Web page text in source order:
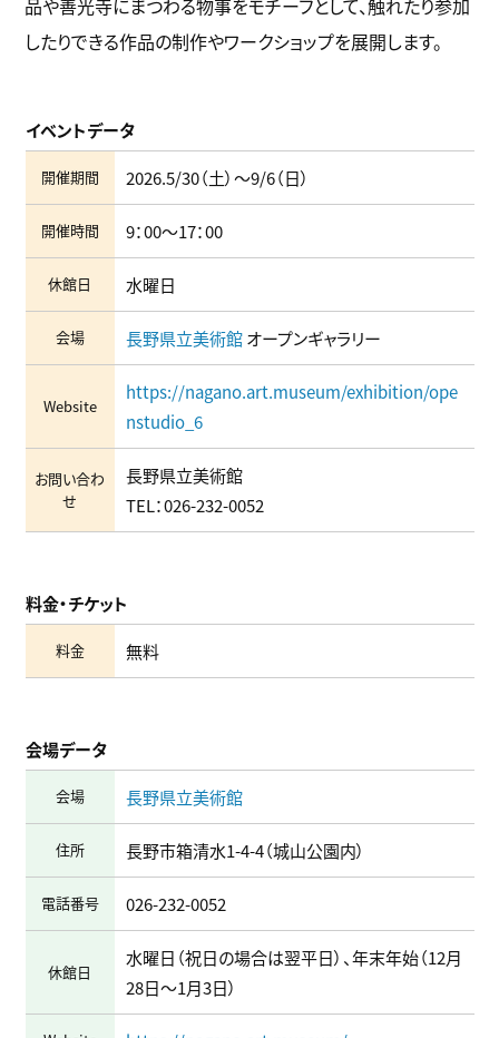
したりできる作品の制作やワークショップを展開します。
イベントデータ
開催期間 2026.5/30（土）〜9/6（日）
開催時間 9：00～17：00
休館日 水曜日
会場 長野県立美術館オープンギャラリー
Website
https://nagano.art.museum/exhibition/ope
nstudio_6
お問い合わ
せ
長野県立美術館
TEL：026-232-0052
料金・チケット
料金 無料
会場データ
会場 長野県立美術館
住所 長野市箱清水1-4-4（城山公園内）
電話番号 026-232-0052
休館日
水曜日（祝日の場合は翌平日）、年末年始（12月
28日～1月3日）